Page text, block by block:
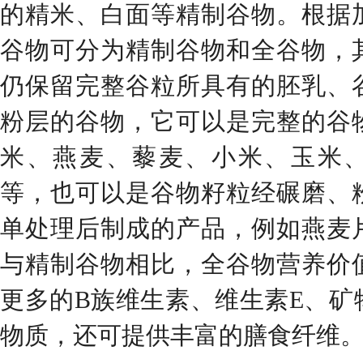
的精米、白面等精制谷物。根据
谷物可分为精制谷物和全谷物，
仍保留完整谷粒所具有的胚乳、
粉层的谷物，它可以是完整的谷
米、燕麦、藜麦、小米、玉米
等，也可以是谷物籽粒经碾磨、
单处理后制成的产品，例如燕麦
与精制谷物相比，全谷物营养价
更多的B族维生素、维生素E、矿
物质，还可提供丰富的膳食纤维